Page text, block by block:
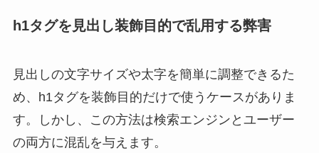
h1タグを見出し装飾目的で乱用する弊害
見出しの文字サイズや太字を簡単に調整できるた
め、h1タグを装飾目的だけで使うケースがありま
す。しかし、この方法は検索エンジンとユーザー
の両方に混乱を与えます。